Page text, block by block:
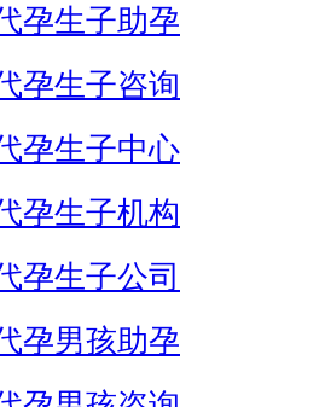
孕生子助孕
孕生子咨询
孕生子中心
孕生子机构
孕生子公司
孕男孩助孕